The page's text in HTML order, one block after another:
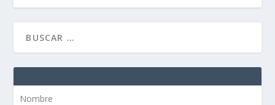
Nombre